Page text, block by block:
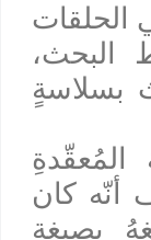
الحلقات
البحث،
بسلاسةٍ
أنّه كان
بصِبغة